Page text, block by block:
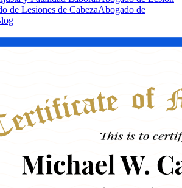
de Lesiones de CabezaAbogado de